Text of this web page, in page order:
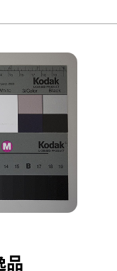
品